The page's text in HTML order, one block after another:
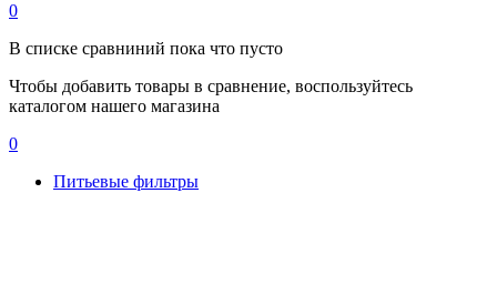
0
В списке сравниний пока что пусто
Чтобы добавить товары в сравнение, воспользуйтесь
каталогом нашего магазина
0
Питьевые фильтры